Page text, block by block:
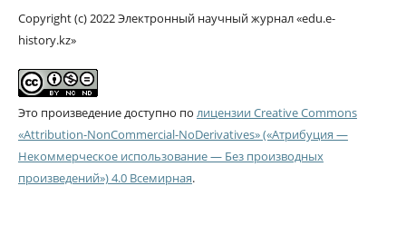
Copyright (c) 2022 Электронный научный журнал «edu.e-
history.kz»
Это произведение доступно по лицензии Creative Commons
«Attribution-NonCommercial-NoDerivatives» («Атрибуция —
Некоммерческое использование — Без производных
произведений») 4.0 Всемирная.